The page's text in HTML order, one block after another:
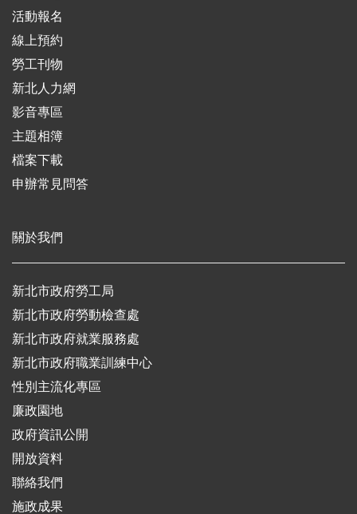
活動報名
線上預約
勞工刊物
新北人力網
影音專區
主題相簿
檔案下載
申辦常見問答
關於我們
新北市政府勞工局
新北市政府勞動檢查處
新北市政府就業服務處
新北市政府職業訓練中心
性別主流化專區
廉政園地
政府資訊公開
開放資料
聯絡我們
施政成果